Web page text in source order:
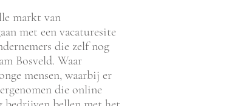
markt van
met een vacaturesite
die zelf nog
Bosveld. Waar
mensen, waarbij er
die online